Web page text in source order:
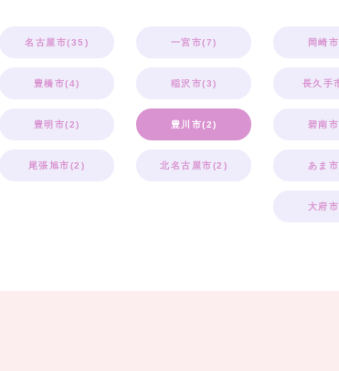
名古屋市(35) 一宮市(7) 岡崎
豊橋市(4) 稲沢市(3) 長久手
豊明市(2) 豊川市(2) 碧南
尾張旭市(2) 北名古屋市(2) あま
大府